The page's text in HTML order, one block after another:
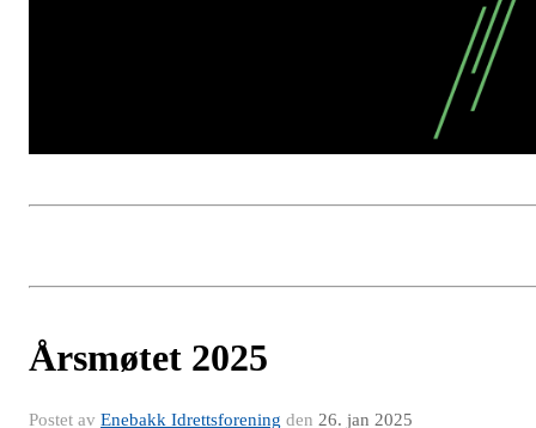
Årsmøtet 2025
Postet av Enebakk Idrettsforening den 26. jan 2025